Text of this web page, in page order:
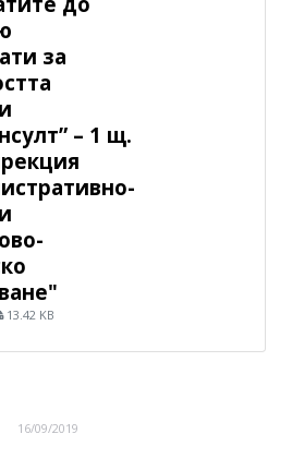
за
– 1 щ.
13.42 KB
16/09/2019